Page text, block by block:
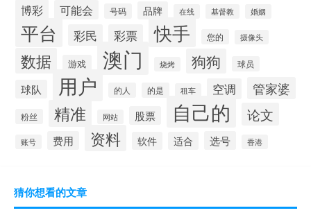
博彩 可能会 号码 品牌 在线 基督教 婚姻
平台 彩民 彩票 快手 您的 摄像头
数据 游戏 澳门 烧烤 狗狗 球员
球队 用户 的人 的是 租车 空调 管家婆
粉丝 精准 网站 股票 自己的 论文
账号 费用 资料 软件 适合 选号 香港
猜你想看的文章